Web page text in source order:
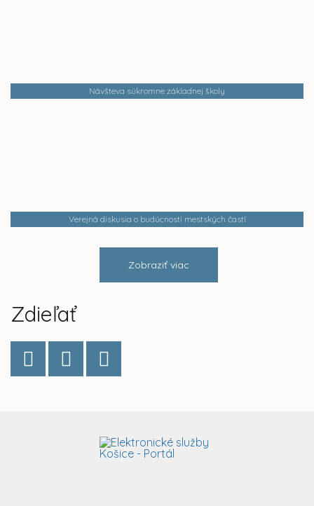
Návšteva súkromne základnej školy
Verejná diskusia o budúcnosti mestských častí
Zobraziť viac
Zdieľať